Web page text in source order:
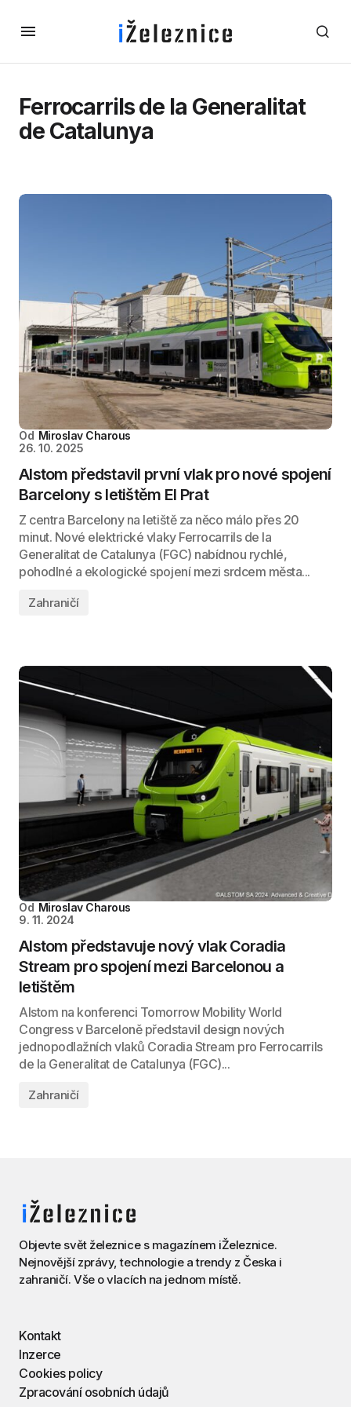
Ferrocarrils de la Generalitat
de Catalunya
Od Miroslav Charous
26. 10. 2025
Alstom představil první vlak pro nové spojení
Barcelony s letištěm El Prat
Z centra Barcelony na letiště za něco málo přes 20
minut. Nové elektrické vlaky Ferrocarrils de la
Generalitat de Catalunya (FGC) nabídnou rychlé,
pohodlné a ekologické spojení mezi srdcem města...
Zahraničí
Od Miroslav Charous
9. 11. 2024
Alstom představuje nový vlak Coradia
Stream pro spojení mezi Barcelonou a
letištěm
Alstom na konferenci Tomorrow Mobility World
Congress v Barceloně představil design nových
jednopodlažních vlaků Coradia Stream pro Ferrocarrils
de la Generalitat de Catalunya (FGC)...
Zahraničí
Objevte svět železnice s magazínem iŽeleznice.
Nejnovější zprávy, technologie a trendy z Česka i
zahraničí. Vše o vlacích na jednom místě.
Kontakt
Inzerce
Cookies policy
Zpracování osobních údajů